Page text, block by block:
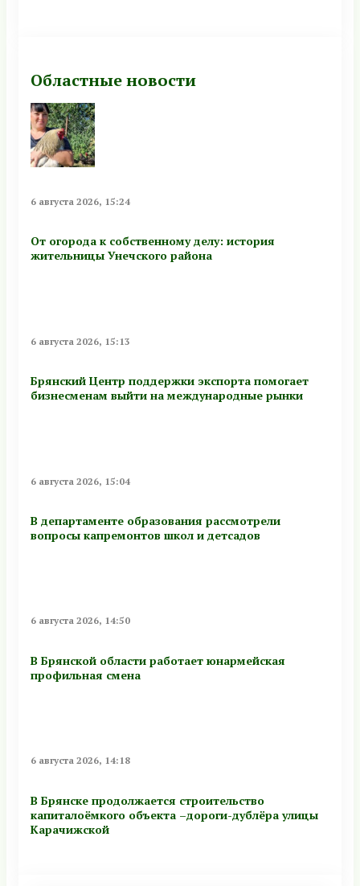
Областные новости
6 августа 2026, 15:24
От огорода к собственному делу: история
жительницы Унечского района
6 августа 2026, 15:13
Брянский Центр поддержки экспорта помогает
бизнесменам выйти на международные рынки
6 августа 2026, 15:04
В департаменте образования рассмотрели
вопросы капремонтов школ и детсадов
6 августа 2026, 14:50
В Брянской области работает юнармейская
профильная смена
6 августа 2026, 14:18
В Брянске продолжается строительство
капиталоёмкого объекта –дороги-дублёра улицы
Карачижской